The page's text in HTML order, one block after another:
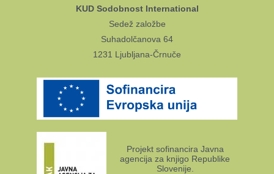
KUD Sodobnost International
Sedež založbe
Suhadolčanova 64
1231 Ljubljana-Črnuče
Projekt sofinancira Javna
agencija za knjigo Republike
Slovenije.